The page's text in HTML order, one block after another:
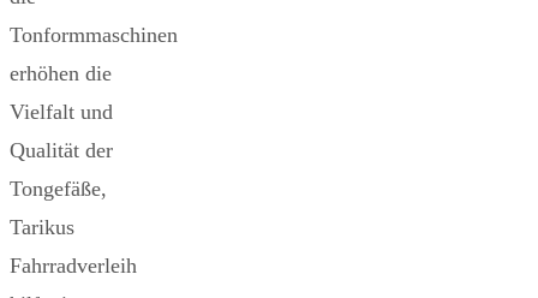
Tonformmaschinen
erhöhen die
Vielfalt und
Qualität der
Tongefäße,
Tarikus
Fahrradverleih